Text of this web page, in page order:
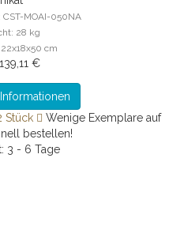
MOAI-050NA
28 kg
cm
€
Stück
Wenige Exemplare auf
bestellen!
3 - 6 Tage